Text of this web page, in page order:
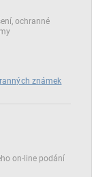
ochranné
známek
on‑line podání